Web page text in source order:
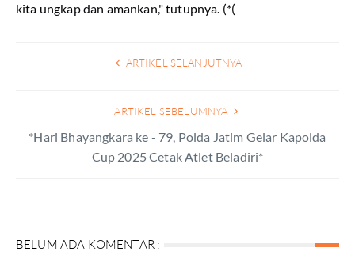
kita ungkap dan amankan," tutupnya. (*(
ARTIKEL SELANJUTNYA
ARTIKEL SEBELUMNYA
*Hari Bhayangkara ke - 79, Polda Jatim Gelar Kapolda
Cup 2025 Cetak Atlet Beladiri*
BELUM ADA KOMENTAR :